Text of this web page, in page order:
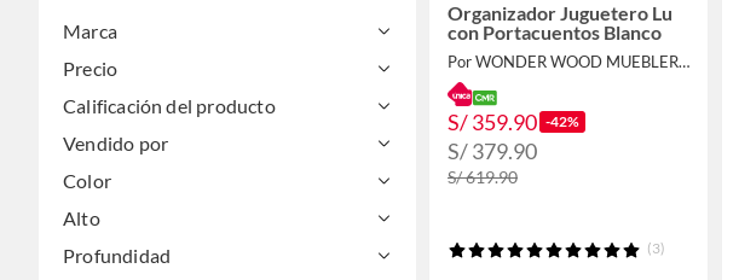
Marca
Precio
Calificación del producto
Vendido por
Color
Alto
Profundidad
Organizador Juguetero Lu
con Portacuentos Blanco
Por WONDER WOOD MUEBLERIA
S/ 359.90 -42%
S/ 379.90
S/ 619.90
(3)